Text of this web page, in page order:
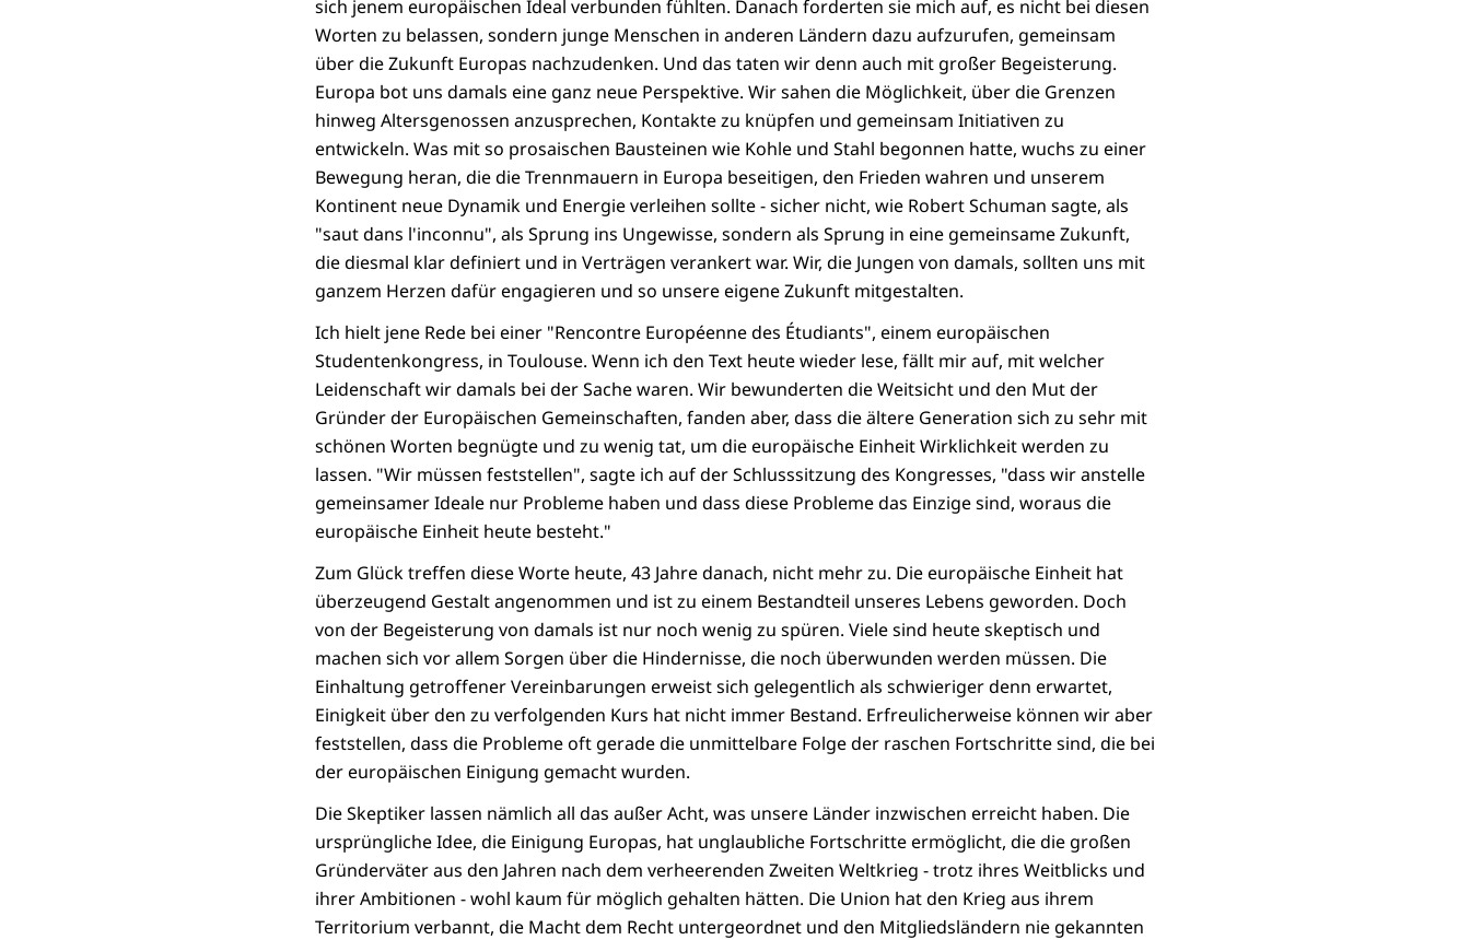
sich jenem europäischen Ideal verbunden fühlten. Danach forderten sie mich auf, es nicht bei diesen
Worten zu belassen, sondern junge Menschen in anderen Ländern dazu aufzurufen, gemeinsam
über die Zukunft Europas nachzudenken. Und das taten wir denn auch mit großer Begeisterung.
Europa bot uns damals eine ganz neue Perspektive. Wir sahen die Möglichkeit, über die Grenzen
hinweg Altersgenossen anzusprechen, Kontakte zu knüpfen und gemeinsam Initiativen zu
entwickeln. Was mit so prosaischen Bausteinen wie Kohle und Stahl begonnen hatte, wuchs zu einer
Bewegung heran, die die Trennmauern in Europa beseitigen, den Frieden wahren und unserem
Kontinent neue Dynamik und Energie verleihen sollte - sicher nicht, wie Robert Schuman sagte, als
"saut dans l'inconnu", als Sprung ins Ungewisse, sondern als Sprung in eine gemeinsame Zukunft,
die diesmal klar definiert und in Verträgen verankert war. Wir, die Jungen von damals, sollten uns mit
ganzem Herzen dafür engagieren und so unsere eigene Zukunft mitgestalten.
Ich hielt jene Rede bei einer "Rencontre Européenne des Étudiants", einem europäischen
Studentenkongress, in Toulouse. Wenn ich den Text heute wieder lese, fällt mir auf, mit welcher
Leidenschaft wir damals bei der Sache waren. Wir bewunderten die Weitsicht und den Mut der
Gründer der Europäischen Gemeinschaften, fanden aber, dass die ältere Generation sich zu sehr mit
schönen Worten begnügte und zu wenig tat, um die europäische Einheit Wirklichkeit werden zu
lassen. "Wir müssen feststellen", sagte ich auf der Schlusssitzung des Kongresses, "dass wir anstelle
gemeinsamer Ideale nur Probleme haben und dass diese Probleme das Einzige sind, woraus die
europäische Einheit heute besteht."
Zum Glück treffen diese Worte heute, 43 Jahre danach, nicht mehr zu. Die europäische Einheit hat
überzeugend Gestalt angenommen und ist zu einem Bestandteil unseres Lebens geworden. Doch
von der Begeisterung von damals ist nur noch wenig zu spüren. Viele sind heute skeptisch und
machen sich vor allem Sorgen über die Hindernisse, die noch überwunden werden müssen. Die
Einhaltung getroffener Vereinbarungen erweist sich gelegentlich als schwieriger denn erwartet,
Einigkeit über den zu verfolgenden Kurs hat nicht immer Bestand. Erfreulicherweise können wir aber
feststellen, dass die Probleme oft gerade die unmittelbare Folge der raschen Fortschritte sind, die bei
der europäischen Einigung gemacht wurden.
Die Skeptiker lassen nämlich all das außer Acht, was unsere Länder inzwischen erreicht haben. Die
ursprüngliche Idee, die Einigung Europas, hat unglaubliche Fortschritte ermöglicht, die die großen
Gründerväter aus den Jahren nach dem verheerenden Zweiten Weltkrieg - trotz ihres Weitblicks und
ihrer Ambitionen - wohl kaum für möglich gehalten hätten. Die Union hat den Krieg aus ihrem
Territorium verbannt, die Macht dem Recht untergeordnet und den Mitgliedsländern nie gekannten